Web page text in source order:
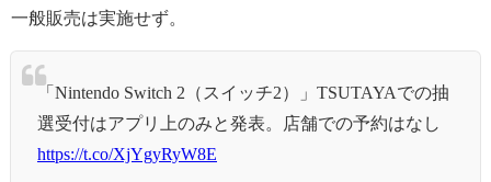
一般販売は実施せず。
「Nintendo Switch 2（スイッチ2）」TSUTAYAでの抽
選受付はアプリ上のみと発表。店舗での予約はなし
https://t.co/XjYgyRyW8E